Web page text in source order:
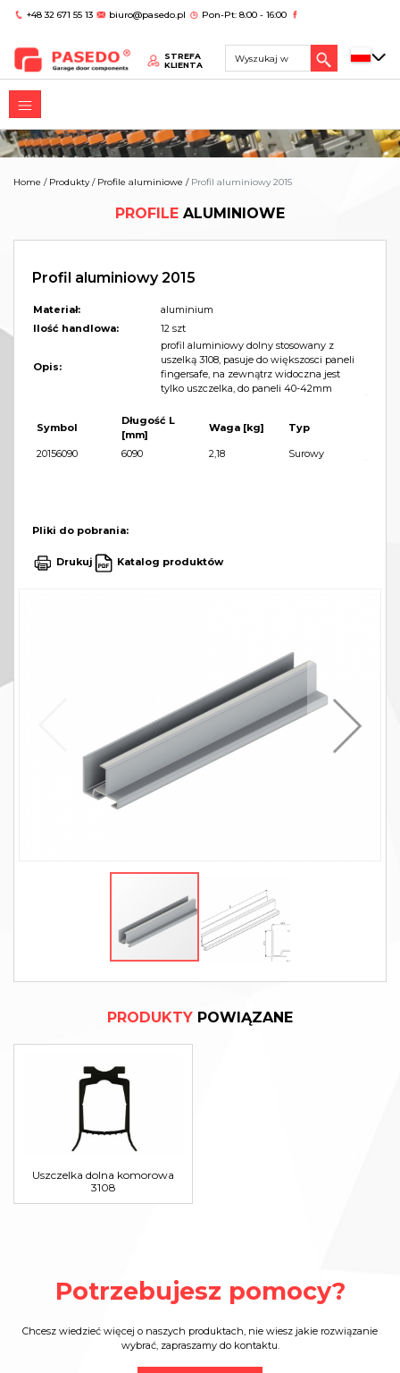
+48 32 671 55 13 biuro@pasedo.pl Pon-Pt: 8:00 - 16:00
STREFA
KLIENTA
Home / Produkty/ Profile aluminiowe / Profil aluminiowy 2015
PROFILE ALUMINIOWE
Profil aluminiowy 2015
Materiał:
aluminium
Ilość handlowa:
12 szt
Opis:
profil aluminiowy dolny stosowany z
uszelką 3108, pasuje do większosci paneli
fingersafe, na zewnątrz widoczna jest
tylko uszczelka, do paneli 40-42mm
Symbol
Długość L
[mm]
Waga [kg] Typ
20156090 6090 2,18 Surowy
Pliki do pobrania:
Drukuj Katalog produktów
PRODUKTY POWIĄZANE
Uszczelka dolna komorowa
3108
Potrzebujesz pomocy?
Chcesz wiedzieć więcej o naszych produktach, nie wiesz jakie rozwiązanie
wybrać, zapraszamy do kontaktu.